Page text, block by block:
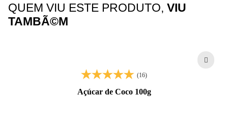
QUEM VIU ESTE PRODUTO, VIU
TAMBÃ©M
(16)
Açúcar de Coco 100g